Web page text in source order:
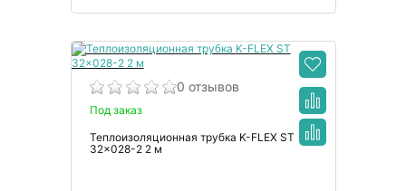
0 отзывов
Под заказ
Теплоизоляционная трубка K-FLEX ST
32x028-2 2 м